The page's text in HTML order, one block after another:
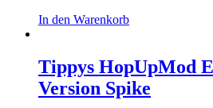
In den Warenkorb
Tippys HopUpMod
Version Spike